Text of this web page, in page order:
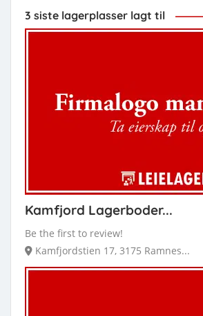
3 siste lagerplasser lagt til
Kamfjord Lagerboder...
Be the first to review!
Kamfjordstien 17, 3175 Ramnes...